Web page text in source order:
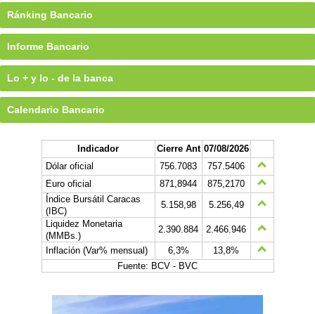
Ránking Bancario
Informe Bancario
Lo + y lo - de la banca
Calendario Bancario
Indicador Cierre Ant 07/08/2026
Dólar oficial
756.7083
757.5406
Euro oficial
871,8944
875,2170
Índice Bursátil Caracas
(IBC)
5.158,98
5.256,49
Liquidez Monetaria
(MMBs.)
2.390.884
2.466.946
Inflación (Var% mensual)
6,3%
13,8%
Fuente: BCV - BVC